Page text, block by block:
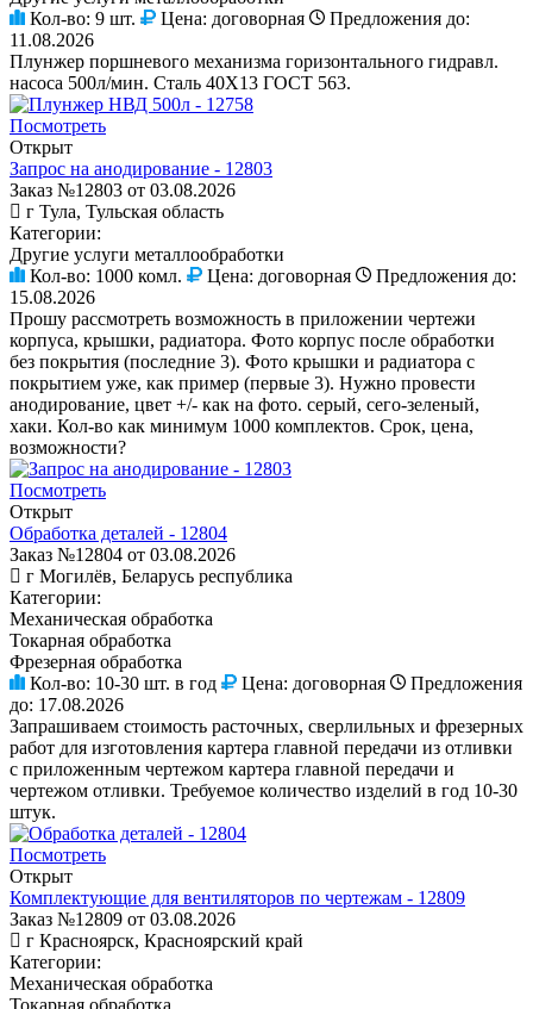
Кол-во: 9 шт. Цена: договорная
Предложения до:
11.08.2026
Плунжер поршневого механизма горизонтального гидравл.
насоса 500л/мин. Сталь 40Х13 ГОСТ 563.
Посмотреть
Открыт
Запрос на анодирование - 12803
Заказ №12803 от 03.08.2026
г Тула, Тульская область
Категории:
Другие услуги металлообработки
Кол-во: 1000 комл. Цена: договорная
Предложения до:
15.08.2026
Прошу рассмотреть возможность в приложении чертежи
корпуса, крышки, радиатора. Фото корпус после обработки
без покрытия (последние 3). Фото крышки и радиатора с
покрытием уже, как пример (первые 3). Нужно провести
анодирование, цвет +/- как на фото. серый, сего-зеленый,
хаки. Кол-во как минимум 1000 комплектов. Срок, цена,
возможности?
Посмотреть
Открыт
Обработка деталей - 12804
Заказ №12804 от 03.08.2026
г Могилёв, Беларусь республика
Категории:
Механическая обработка
Токарная обработка
Фрезерная обработка
Кол-во: 10-30 шт. в год Цена: договорная
Предложения
до: 17.08.2026
Запрашиваем стоимость расточных, сверлильных и фрезерных
работ для изготовления картера главной передачи из отливки
с приложенным чертежом картера главной передачи и
чертежом отливки. Требуемое количество изделий в год 10-30
штук.
Посмотреть
Открыт
Комплектующие для вентиляторов по чертежам - 12809
Заказ №12809 от 03.08.2026
г Красноярск, Красноярский край
Категории:
Механическая обработка
Токарная обработка